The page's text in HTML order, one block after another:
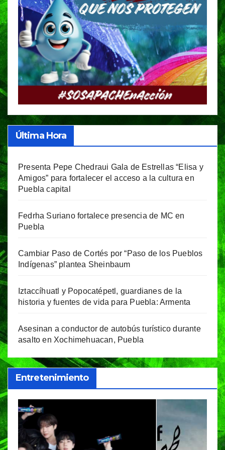
Última Hora
Presenta Pepe Chedraui Gala de Estrellas “Elisa y
Amigos” para fortalecer el acceso a la cultura en
Puebla capital
Fedrha Suriano fortalece presencia de MC en
Puebla
Cambiar Paso de Cortés por “Paso de los Pueblos
Indígenas” plantea Sheinbaum
Iztaccíhuatl y Popocatépetl, guardianes de la
historia y fuentes de vida para Puebla: Armenta
Asesinan a conductor de autobús turístico durante
asalto en Xochimehuacan, Puebla
Entretenimiento